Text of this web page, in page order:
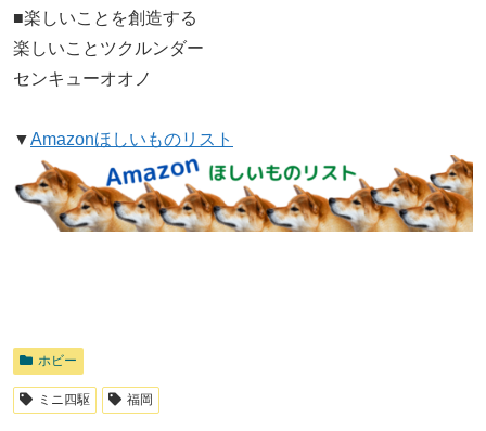
■楽しいことを創造する
楽しいことツクルンダー
センキューオオノ
▼Amazonほしいものリスト
ホビー
ミニ四駆 福岡